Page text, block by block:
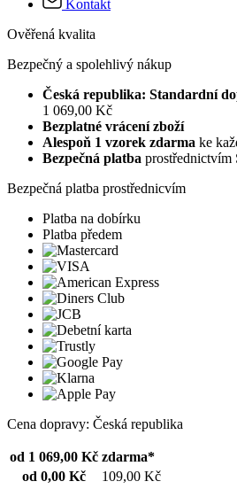
Kontakt
Ověřená kvalita
Bezpečný a spolehlivý nákup
Česká republika: Standardní
1 069,00 Kč
Bezplatné vrácení zboží
Alespoň 1 vzorek zdarma ke
Bezpečná platba prostřednictvím
Bezpečná platba prostřednicvím
Platba na dobírku
Platba předem
Cena dopravy: Česká republika
od 1 069,00 Kč zdarma*
od 0,00 Kč
109,00 Kč